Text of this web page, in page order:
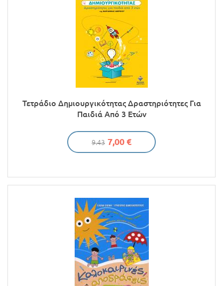
Τετράδιο Δημιουργικότητας Δραστηριότητες Για
Παιδιά Από 3 Ετών
9.43 7,00 €